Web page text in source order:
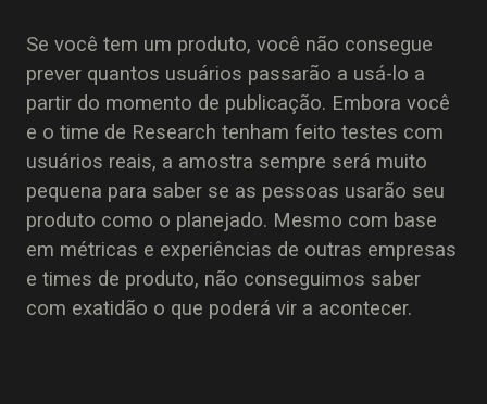
Se você tem um produto, você não consegue
prever quantos usuários passarão a usá-lo a
partir do momento de publicação. Embora você
e o time de Research tenham feito testes com
usuários reais, a amostra sempre será muito
pequena para saber se as pessoas usarão seu
produto como o planejado. Mesmo com base
em métricas e experiências de outras empresas
e times de produto, não conseguimos saber
com exatidão o que poderá vir a acontecer.